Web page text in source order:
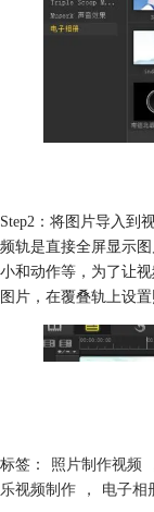
Step2：将图片导入到
频轨是直接全屏显示
小和动作等，为了让
图片，在覆叠轨上设置
标签： 照片制作视频
乐视频制作
， 电子相